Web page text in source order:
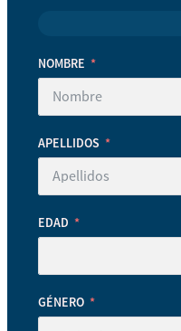
NOMBRE
APELLIDOS
EDAD
GÉNERO